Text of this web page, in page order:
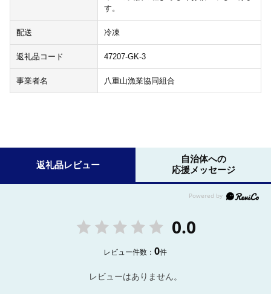
す。
配送 冷凍
返礼品コード 47207-GK-3
事業者名 八重山漁業協同組合
返礼品レビュー
自治体への
応援メッセージ
0.0
レビュー件数：0件
レビューはありません。